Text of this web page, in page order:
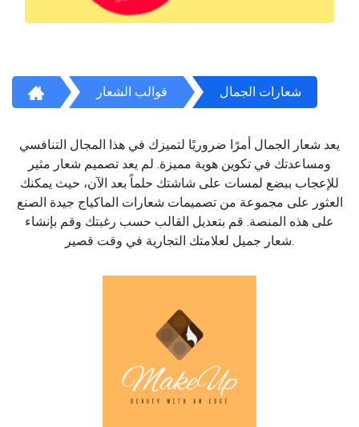
قوالب الشعار شعارات الجمال
يعد شعار الجمال أمرًا ضروريًا لتميزك في هذا المجال التنافسي
ومساعدتك في تكوين هوية مميزة. لم يعد تصميم شعار مثير
للإعجاب ببضع لمسات على شاشتك حلماً بعد الآن، حيث يمكنك
العثور على مجموعة من تصميمات شعارات الماكياج جيدة الصنع
على هذه المنصة. قم بتعديل القالب حسب رغبتك وقم بإنشاء
شعار جميل لعلامتك التجارية في وقت قصير.